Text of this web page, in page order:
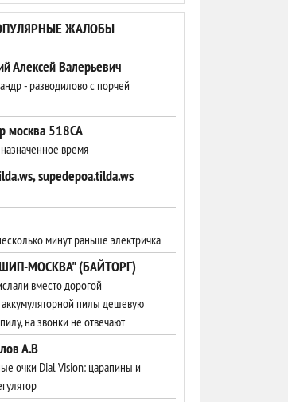
ЖАЛОБЫ
Алексей Валерьевич
- разводилово с порчей
москва 518CA
время
supedepoa.tilda.ws
минут раньше электричка
МОСКВА" (БАЙТОРГ)
вместо дорогой
аккумуляторной пилы дешевую
на звонки не отвечают
А.В
очки Dial Vision: царапины и